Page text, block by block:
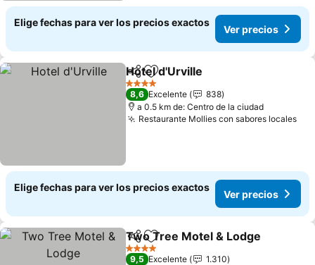
Elige fechas para ver los precios exactos
Ver precios
CompartirAgregar a favoritos
Hotel d'Urville
4 Estrellas
8,6 Excelente
838
a 0.5 km de: Centro de la ciudad
Restaurante Mollies con sabores locales
Elige fechas para ver los precios exactos
Ver precios
Compartir
Agregar a favoritos
Two Tree Motel & Lodge
4 Estrellas
9,5 Excelente
1.310